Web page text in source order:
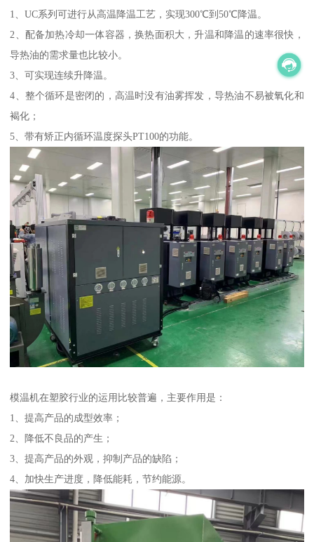
1、UC系列可进行从高温降温工艺，实现300℃到50℃降温。
2、配备加热冷却一体容器，换热面积大，升温和降温的速率很快，
导热油的需求量也比较小。
3、可实现连续升降温。
4、整个循环是密闭的，高温时没有油雾挥发，导热油不易被氧化和
褐化；
5、带有矫正内循环温度探头PT100的功能。
模温机在塑胶行业的运用比较普遍，主要作用是：
1、提高产品的成型效率；
2、降低不良品的产生；
3、提高产品的外观，抑制产品的缺陷；
4、加快生产进度，降低能耗，节约能源。